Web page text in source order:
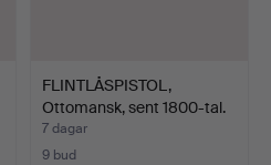
FLINTLÅSPISTOL,
Ottomansk, sent 1800-tal.
7 dagar
9 bud